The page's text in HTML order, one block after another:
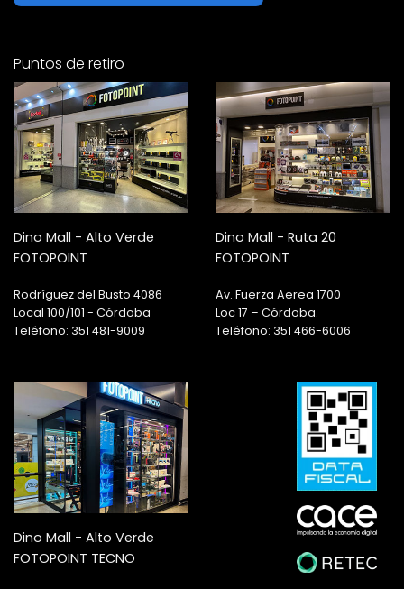
Puntos de retiro
Dino Mall - Alto Verde
FOTOPOINT
Rodríguez del Busto 4086
Local 100/101 - Córdoba
Teléfono: 351 481-9009
Dino Mall - Ruta 20
FOTOPOINT
Av. Fuerza Aerea 1700
Loc 17 – Córdoba.
Teléfono: 351 466-6006
Dino Mall - Alto Verde
FOTOPOINT TECNO